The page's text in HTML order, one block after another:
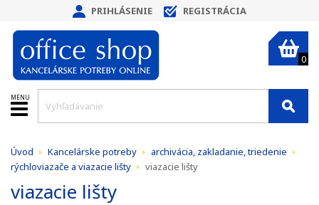
PRIHLÁSENIE REGISTRÁCIA
0
MENU
Úvod Kancelárske potreby
archivácia, zakladanie, triedenie
rýchloviazače a viazacie lišty
viazacie lišty
viazacie lišty